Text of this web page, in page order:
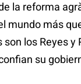
la reforma
mundo más
los Reyes
su